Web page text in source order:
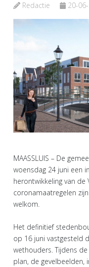
Redactie 20-
MAASSLUIS – De
woensdag 24 juni een
herontwikkeling van de
coronamaatregelen
welkom.
Het definitief
op 16 juni vastgesteld
wethouders. Tijdens
plan, de